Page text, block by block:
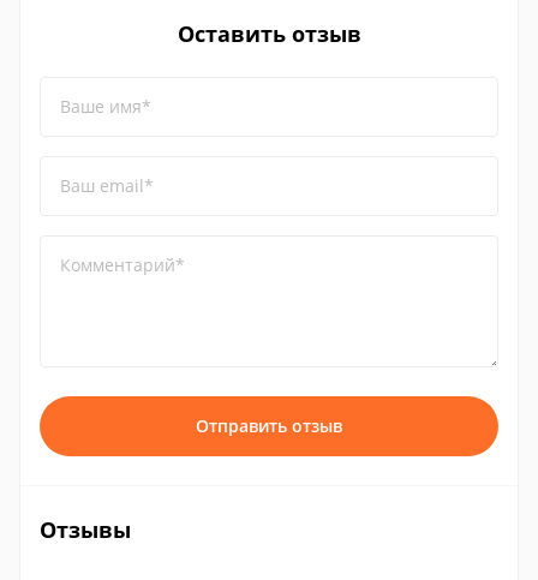
Оставить отзыв
Ваше имя*
Ваш email*
Комментарий*
Отправить отзыв
Отзывы